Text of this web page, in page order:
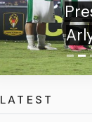
LATEST